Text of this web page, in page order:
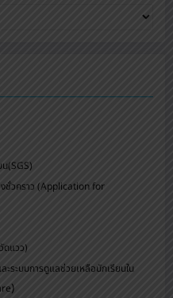
(SGS)
ชั่วคราว (Application for
ดแวว)
ระบบการดูแลช่วยเหลือนักเรียนใน
)